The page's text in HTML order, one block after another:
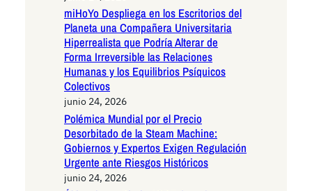
miHoYo Despliega en los Escritorios del
Planeta una Compañera Universitaria
Hiperrealista que Podría Alterar de
Forma Irreversible las Relaciones
Humanas y los Equilibrios Psíquicos
Colectivos
junio 24, 2026
Polémica Mundial por el Precio
Desorbitado de la Steam Machine:
Gobiernos y Expertos Exigen Regulación
Urgente ante Riesgos Históricos
junio 24, 2026